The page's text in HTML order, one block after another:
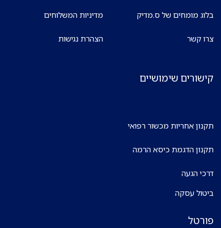
בלוג מומחים של ס.מדיק
צרו קשר
מדיניות המשלוחים
הצהרת נגישות
קישורים שימושיים
תקנון אחריות מכשור רפואי
תקנון הדגמת כיסא הרמה
דרכי הגעה
ביטול עסקה
פורטל